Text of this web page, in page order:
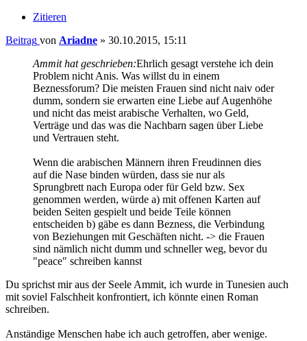
Zitieren
Beitrag von Ariadne » 30.10.2015, 15:11
Ammit hat geschrieben:Ehrlich gesagt verstehe ich dein
Problem nicht Anis. Was willst du in einem
Beznessforum? Die meisten Frauen sind nicht naiv oder
dumm, sondern sie erwarten eine Liebe auf Augenhöhe
und nicht das meist arabische Verhalten, wo Geld,
Verträge und das was die Nachbarn sagen über Liebe
und Vertrauen steht.
Wenn die arabischen Männern ihren Freudinnen dies
auf die Nase binden würden, dass sie nur als
Sprungbrett nach Europa oder für Geld bzw. Sex
genommen werden, würde a) mit offenen Karten auf
beiden Seiten gespielt und beide Teile können
entscheiden b) gäbe es dann Bezness, die Verbindung
von Beziehungen mit Geschäften nicht. -> die Frauen
sind nämlich nicht dumm und schneller weg, bevor du
"peace" schreiben kannst
Du sprichst mir aus der Seele Ammit, ich wurde in Tunesien auch
mit soviel Falschheit konfrontiert, ich könnte einen Roman
schreiben.
Anständige Menschen habe ich auch getroffen, aber wenige.